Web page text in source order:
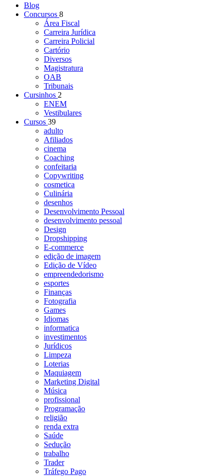
Blog
Concursos 8
Área Fiscal
Carreira Jurídica
Carreira Policial
Cartório
Diversos
Magistratura
OAB
Tribunais
Cursinhos 2
ENEM
Vestibulares
Cursos 39
adulto
Afiliados
cinema
Coaching
confeitaria
Copywriting
cosmetica
Culinária
desenhos
Desenvolvimento Pessoal
desenvolvimento pessoal
Design
Dropshipping
E-commerce
edição de imagem
Edição de Vídeo
empreendedorismo
esportes
Finanças
Fotografia
Games
Idiomas
informatica
investimentos
Jurídicos
Limpeza
Loterias
Maquiagem
Marketing Digital
Música
profissional
Programação
religião
renda extra
Saúde
Sedução
trabalho
Trader
Tráfego Pago